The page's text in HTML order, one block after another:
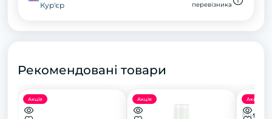
Кур'єр
перевізника
Рекомендовані товари
Акція Акція Акція
Миска